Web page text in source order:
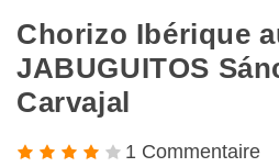
Chorizo Ibérique
JABUGUITOS
Carvajal
1 Commentaire